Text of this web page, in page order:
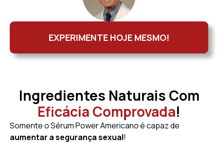
EXPERIMENTE HOJE MESMO!
Ingredientes Naturais Com
Eficácia Comprovada!
Somente o Sérum Power Americano é capaz de
aumentar a segurança sexual!